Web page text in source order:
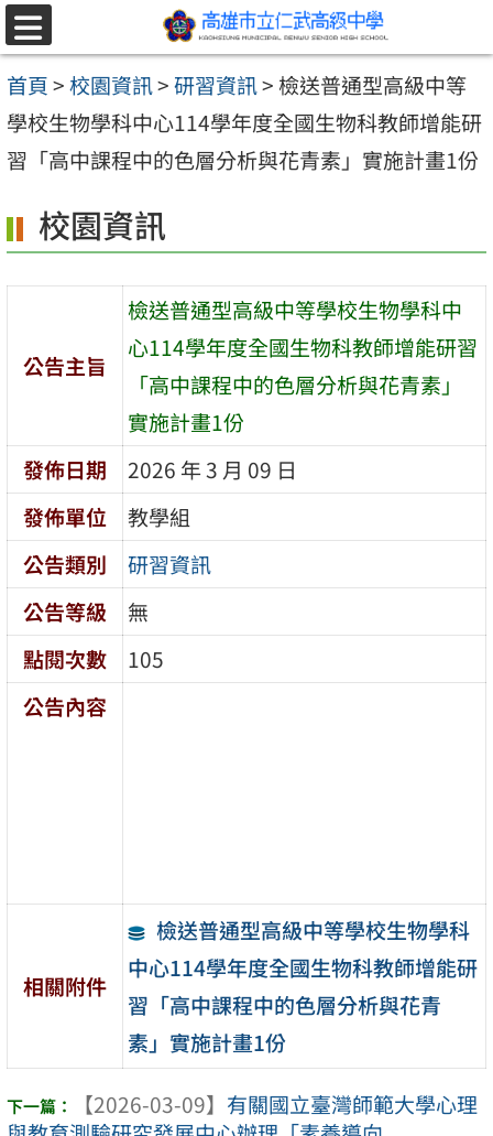
跳至主要內容區
選
單
首頁>校園資訊>研習資訊> 檢送普通型高級中等
學校生物學科中心114學年度全國生物科教師增能研
習「高中課程中的色層分析與花青素」實施計畫1份
校園資訊
公告主旨
檢送普通型高級中等學校生物學科中
心114學年度全國生物科教師增能研習
「高中課程中的色層分析與花青素」
實施計畫1份
發佈日期
2026 年 3 月 09 日
發佈單位
教學組
公告類別
研習資訊
公告等級
無
點閱次數
105
公告內容
相關附件
檢送普通型高級中等學校生物學科
中心114學年度全國生物科教師增能研
習「高中課程中的色層分析與花青
素」實施計畫1份
【2026-03-09】 有關國立臺灣師範大學心理